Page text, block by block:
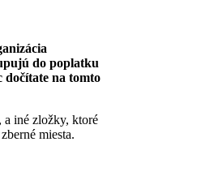
do poplatku
dočítate na tomto
a iné zložky, ktoré
miesta.